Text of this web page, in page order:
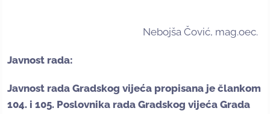
Nebojša Čović, mag.oec.
Javnost rada:
Javnost rada Gradskog vijeća propisana je člankom
104. i 105. Poslovnika rada Gradskog vijeća Grada